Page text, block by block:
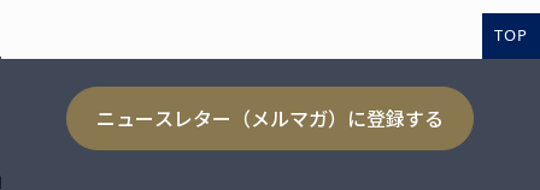
TOP
ニュースレター（メルマガ）に登録する